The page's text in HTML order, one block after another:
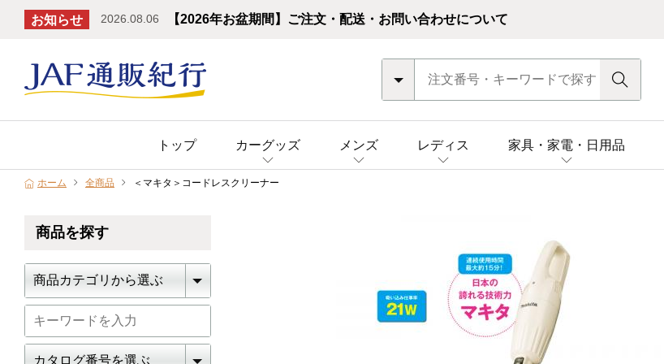
トップ カーグッズ メンズ レディス 家具・家電・日用品
お知らせ 2026.08.06 【2026年お盆期間】ご注文・配送・お問い合わせについて
ホーム 全商品 ＜マキタ＞コードレスクリーナー
商品を探す